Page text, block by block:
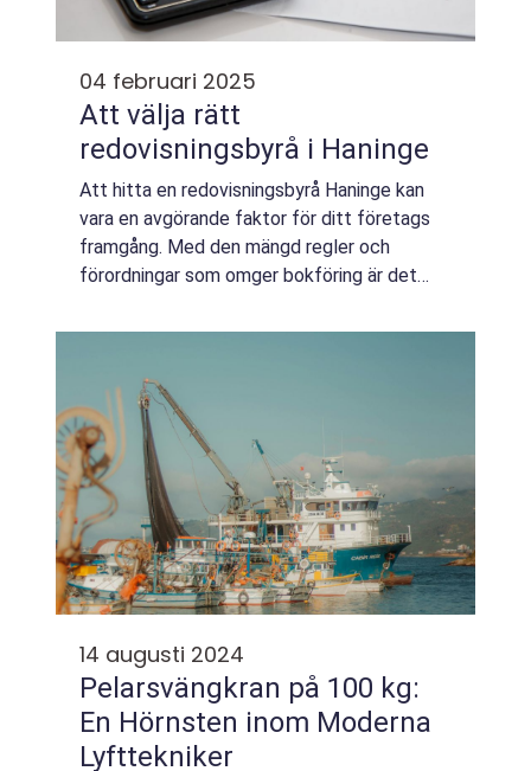
04 februari 2025
Att välja rätt
redovisningsbyrå i Haninge
Att hitta en redovisningsbyrå Haninge kan
vara en avgörande faktor för ditt företags
framgång. Med den mängd regler och
förordningar som omger bokföring är det
14 augusti 2024
Pelarsvängkran på 100 kg:
En Hörnsten inom Moderna
Lyfttekniker